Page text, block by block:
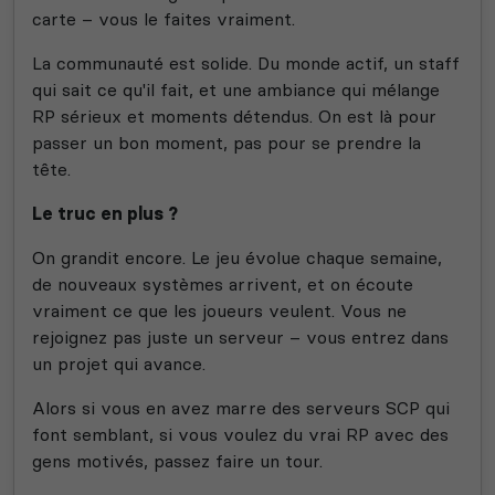
carte – vous le faites vraiment.
La communauté est solide. Du monde actif, un staff
qui sait ce qu'il fait, et une ambiance qui mélange
RP sérieux et moments détendus. On est là pour
passer un bon moment, pas pour se prendre la
tête.
Le truc en plus ?
On grandit encore. Le jeu évolue chaque semaine,
de nouveaux systèmes arrivent, et on écoute
vraiment ce que les joueurs veulent. Vous ne
rejoignez pas juste un serveur – vous entrez dans
un projet qui avance.
Alors si vous en avez marre des serveurs SCP qui
font semblant, si vous voulez du vrai RP avec des
gens motivés, passez faire un tour.